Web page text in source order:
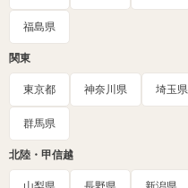
福島県
関東
東京都 神奈川県 埼玉県
群馬県
北陸・甲信越